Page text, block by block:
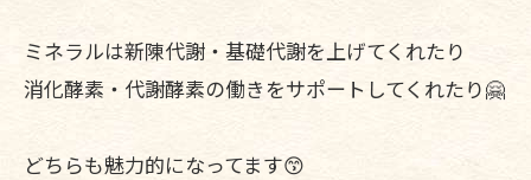
ミネラルは新陳代謝・基礎代謝を上げてくれたり
消化酵素・代謝酵素の働きをサポートしてくれたり🤗
どちらも魅力的になってます😙